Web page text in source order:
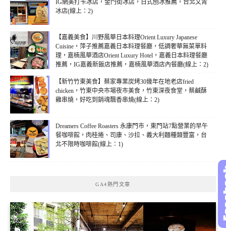
IG網美打卡冰店，金門街冰店，日式刨冰推薦，台北文青
冰店(線上：2)
【嘉義美食】川野風華日本料理Orient Luxury Japanese
Cuisine，萍子推薦嘉義日本料理餐廳，低調奢華無菜單料
理，嘉楠風華酒店Orient Luxury Hotel，嘉義日本料理餐廳
推薦，IG嘉義新飯店推薦，嘉楠風華酒店內餐廳(線上：2)
【新竹竹東美食】蔡家專業炭烤30幾年在地老店fried
chicken，竹東中央市場夜市美食，竹東深夜食堂，蔡鹹酥
雞串燒，好吃到銷魂飄香串燒(線上：2)
Dreamers Coffee Roasters 永康門市，東門站7點營業的早午
餐咖啡館，肉桂捲、司康、沙拉、義大利麵種類豐富，台
北不限時咖啡館(線上：1)
GA4熱門文章